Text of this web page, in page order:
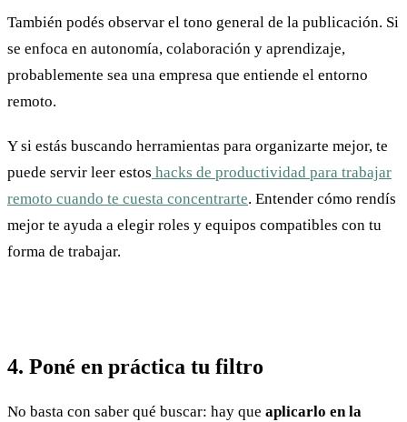
También podés observar el tono general de la publicación. Si
se enfoca en autonomía, colaboración y aprendizaje,
probablemente sea una empresa que entiende el entorno
remoto.
Y si estás buscando herramientas para organizarte mejor, te
puede servir leer estos hacks de productividad para trabajar
remoto cuando te cuesta concentrarte. Entender cómo rendís
mejor te ayuda a elegir roles y equipos compatibles con tu
forma de trabajar.
4. Poné en práctica tu filtro
No basta con saber qué buscar: hay que aplicarlo en la